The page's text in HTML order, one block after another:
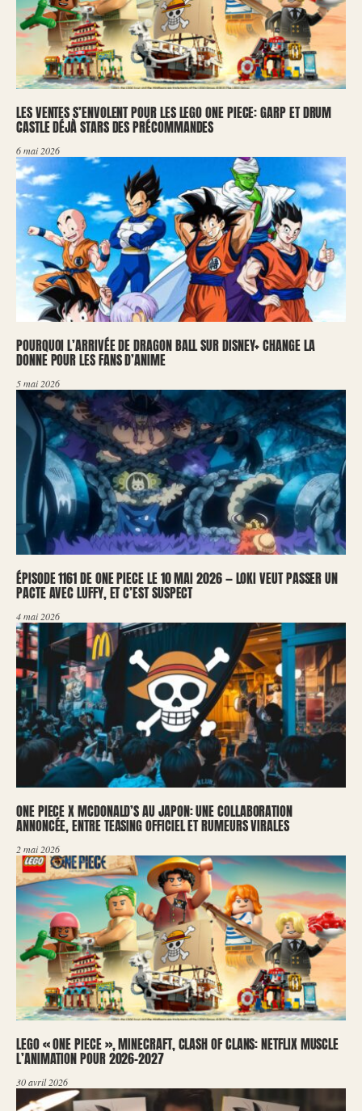
LES VENTES S’ENVOLENT POUR LES LEGO ONE PIECE: GARP ET DRUM
CASTLE DÉJÀ STARS DES PRÉCOMMANDES
6 mai 2026
POURQUOI L’ARRIVÉE DE DRAGON BALL SUR DISNEY+ CHANGE LA
DONNE POUR LES FANS D’ANIME
5 mai 2026
ÉPISODE 1161 DE ONE PIECE LE 10 MAI 2026 — LOKI VEUT PASSER UN
PACTE AVEC LUFFY, ET C’EST SUSPECT
4 mai 2026
ONE PIECE X MCDONALD’S AU JAPON: UNE COLLABORATION
ANNONCÉE, ENTRE TEASING OFFICIEL ET RUMEURS VIRALES
2 mai 2026
LEGO « ONE PIECE », MINECRAFT, CLASH OF CLANS: NETFLIX MUSCLE
L’ANIMATION POUR 2026-2027
30 avril 2026